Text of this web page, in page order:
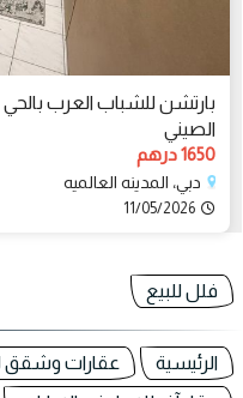
بارتشن للشباب العرب
الصيني
1650 درهم
دبي، المدينه العالميه
11/05/2026
فلل للبيع
الرئيسية
عقارات وشقق